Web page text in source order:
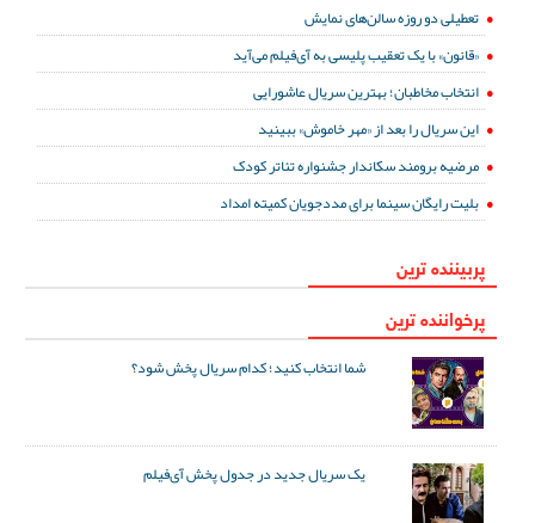
تعطیلی دو روزه سالن‌های نمایش
«قانون» با یک تعقیب پلیسی به آی‌فیلم می‌آید
انتخاب مخاطبان؛ بهترین سریال عاشورایی
این سریال را بعد از «مهر خاموش» ببینید
مرضیه برومند سکاندار جشنواره تئاتر کودک
بلیت رایگان سینما برای مددجویان کمیته امداد
پربیننده ترین
پرخواننده ترین
شما انتخاب کنید؛ کدام سریال پخش شود؟
یک سریال جدید در جدول پخش آی‌فیلم